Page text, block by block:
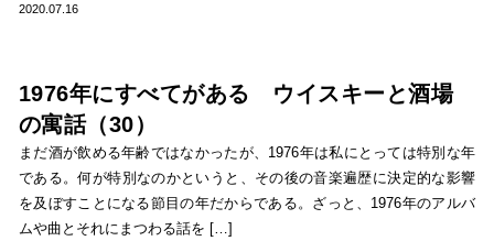
2020.07.16
1976年にすべてがある ウイスキーと酒場
の寓話（30）
まだ酒が飲める年齢ではなかったが、1976年は私にとっては特別な年
である。何が特別なのかというと、その後の音楽遍歴に決定的な影響
を及ぼすことになる節目の年だからである。ざっと、1976年のアルバ
ムや曲とそれにまつわる話を […]